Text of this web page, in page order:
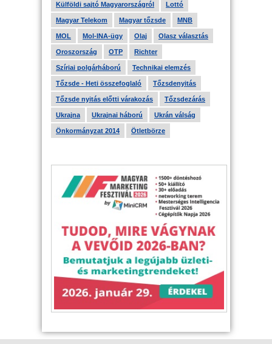
Külföldi sajtó Magyarországról Lottó
Magyar Telekom Magyar tőzsde MNB
MOL Mol-INA-ügy Olaj Olasz választás
Oroszország OTP Richter
Szíriai polgárháború Technikai elemzés
Tőzsde - Heti összefoglaló Tőzsdenyitás
Tőzsde nyitás előtti várakozás Tőzsdezárás
Ukrajna Ukrajnai háború Ukrán válság
Önkormányzat 2014 Ötletbörze